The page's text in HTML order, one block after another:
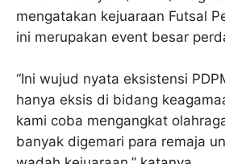
mengatakan kejuaraan Futsal
ini merupakan event besar
“Ini wujud nyata eksistensi
hanya eksis di bidang
kami coba mengangkat
banyak digemari para remaja